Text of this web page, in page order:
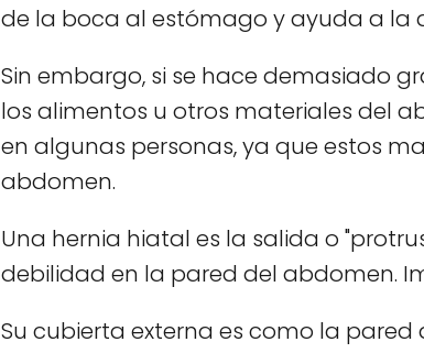
de la boca al estómago y ayuda a la
Sin embargo, si se hace demasiado
los alimentos u otros materiales del
en algunas personas, ya que estos
abdomen.
Una hernia hiatal es la salida o
debilidad en la pared del abdomen.
Su cubierta externa es como la